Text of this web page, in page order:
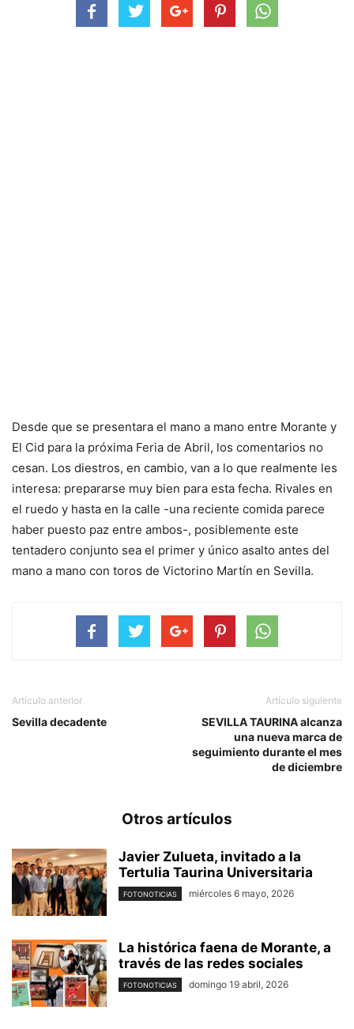
Desde que se presentara el mano a mano entre Morante y
El Cid para la próxima Feria de Abril, los comentarios no
cesan. Los diestros, en cambio, van a lo que realmente les
interesa: prepararse muy bien para esta fecha. Rivales en
el ruedo y hasta en la calle -una reciente comida parece
haber puesto paz entre ambos-, posiblemente este
tentadero conjunto sea el primer y único asalto antes del
mano a mano con toros de Victorino Martín en Sevilla.
Artículo anterior
Sevilla decadente
Artículo siguiente
SEVILLA TAURINA alcanza
una nueva marca de
seguimiento durante el mes
de diciembre
Otros artículos
Javier Zulueta, invitado a la
Tertulia Taurina Universitaria
FOTONOTICIAS miércoles 6 mayo, 2026
La histórica faena de Morante, a
través de las redes sociales
FOTONOTICIAS domingo 19 abril, 2026